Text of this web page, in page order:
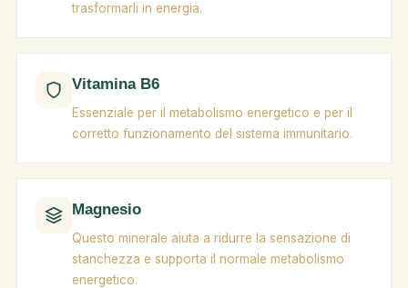
trasformarli in energia.
Vitamina B6
Essenziale per il metabolismo energetico e per il
corretto funzionamento del sistema immunitario.
Magnesio
Questo minerale aiuta a ridurre la sensazione di
stanchezza e supporta il normale metabolismo
energetico.